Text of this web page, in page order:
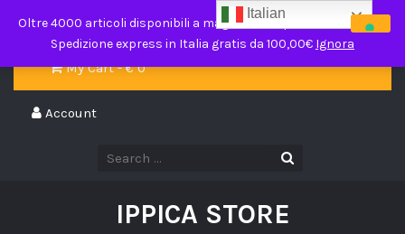
ippicastore@gmail.com
My Cart - €0
Account
IPPICA STORE
Italian
Oltre 4000 articoli disponibili a magazzino in pronta consegna.
Spedizione express in Italia gratis da 100,00€ Ignora